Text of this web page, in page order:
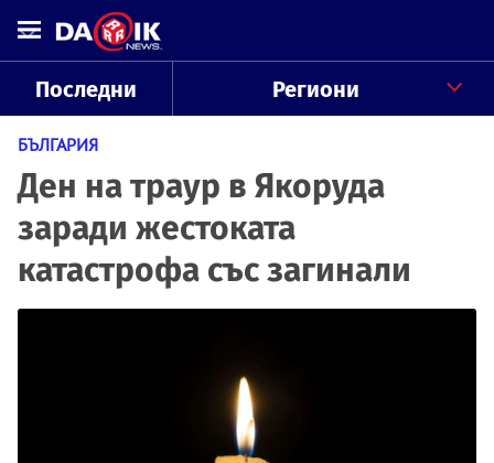
Последни Региони
БЪЛГАРИЯ
Ден на траур в Якоруда
заради жестоката
катастрофа със загинали